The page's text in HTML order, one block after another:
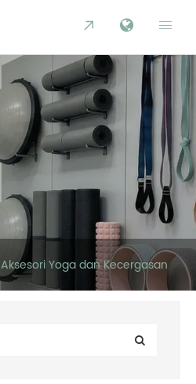
 
Aksesori Yoga dan Kecergasan